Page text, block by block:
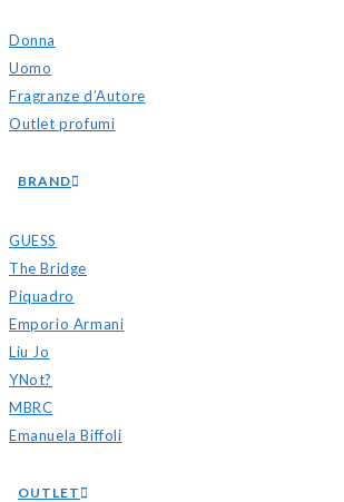
Donna
Uomo
Fragranze d’Autore
Outlet profumi
BRAND
GUESS
The Bridge
Piquadro
Emporio Armani
Liu Jo
YNot?
MBRC
Emanuela Biffoli
OUTLET